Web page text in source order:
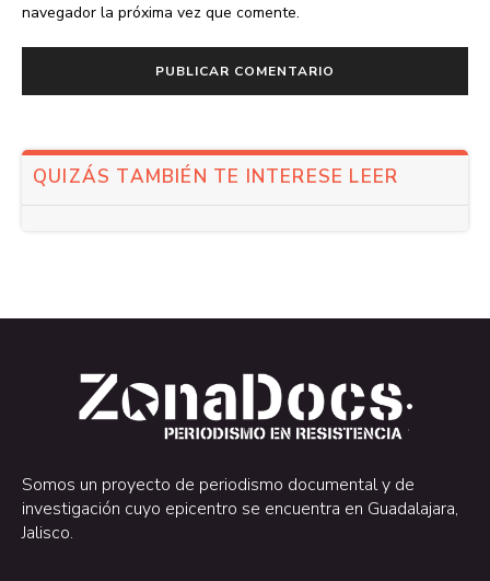
navegador la próxima vez que comente.
QUIZÁS TAMBIÉN TE INTERESE LEER
.
.
Somos un proyecto de periodismo documental y de
investigación cuyo epicentro se encuentra en Guadalajara,
Jalisco.